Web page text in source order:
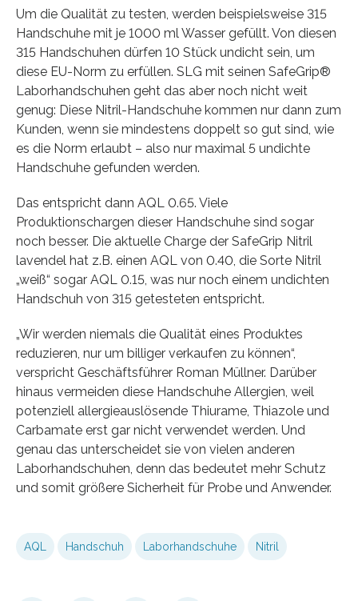
Um die Qualität zu testen, werden beispielsweise 315
Handschuhe mit je 1000 ml Wasser gefüllt. Von diesen
315 Handschuhen dürfen 10 Stück undicht sein, um
diese EU-Norm zu erfüllen. SLG mit seinen SafeGrip®
Laborhandschuhen geht das aber noch nicht weit
genug: Diese Nitril-Handschuhe kommen nur dann zum
Kunden, wenn sie mindestens doppelt so gut sind, wie
es die Norm erlaubt – also nur maximal 5 undichte
Handschuhe gefunden werden.
Das entspricht dann AQL 0.65. Viele
Produktionschargen dieser Handschuhe sind sogar
noch besser. Die aktuelle Charge der SafeGrip Nitril
lavendel hat z.B. einen AQL von 0.40, die Sorte Nitril
„weiß“ sogar AQL 0.15, was nur noch einem undichten
Handschuh von 315 getesteten entspricht.
„Wir werden niemals die Qualität eines Produktes
reduzieren, nur um billiger verkaufen zu können“,
verspricht Geschäftsführer Roman Müllner. Darüber
hinaus vermeiden diese Handschuhe Allergien, weil
potenziell allergieauslösende Thiurame, Thiazole und
Carbamate erst gar nicht verwendet werden. Und
genau das unterscheidet sie von vielen anderen
Laborhandschuhen, denn das bedeutet mehr Schutz
und somit größere Sicherheit für Probe und Anwender.
AQL Handschuh Laborhandschuhe Nitril